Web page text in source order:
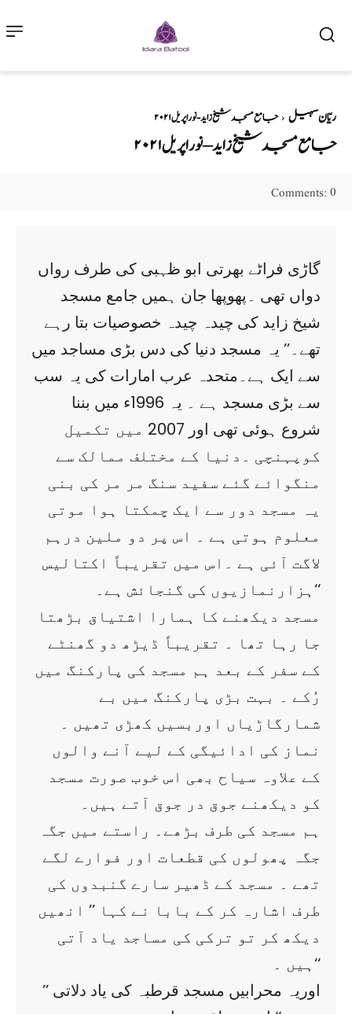
ریّان سہیل جامع مسجد شیخ زاید - نور اپریل ۲۰۲۱
جامع مسجد شیخ زاید – نور اپریل ۲۰۲۱
Comments: 0
گاڑی فراٹے بھرتی ابو ظہبی کی طرف رواں
دواں تھی ۔پھوپھا جان ہمیں جامع مسجد
شیخ زاید کی چیدہ چیدہ خصوصیات بتا رہے
تھے۔’’ یہ مسجد دنیا کی دس بڑی مساجد میں
سے ایک ہے۔متحدہ عرب امارات کی یہ سب
سے بڑی مسجد ہے ۔ یہ 1996ء میں بننا
شروع ہوئی تھی اور 2007 میں تکمیل
کوپہنچی ۔دنیا کے مختلف ممالک سے
منگوائے گئے سفید سنگ مر مر کی بنی
یہ مسجد دور سے ایک چمکتا ہوا موتی
معلوم ہوتی ہے ۔ اس پر دو ملین درہم
لاگت آئی ہے ۔اس میں تقریباً اکتالیس
ہزارنمازیوں کی گنجائش ہے۔‘‘
مسجد دیکھنے کا ہمارا اشتیاق بڑھتا
جا رہا تھا ۔ تقریباً ڈیڑھ دو گھنٹے
کے سفر کے بعد ہم مسجد کی پارکنگ میں
رُکے ۔ بہت بڑی پارکنگ میں بے
شمارگاڑیاں اوربسیں کھڑی تھیں ۔
نماز کی ادائیگی کے لیے آنے والوں
کے علاوہ سیاح بھی اس خوب صورت مسجد
کو دیکھنے جوق در جوق آتے ہیں۔
ہم مسجد کی طرف بڑھے۔ راستے میں جگہ
جگہ پھولوں کی قطعات اور فوارے لگے
تھے ۔ مسجد کے ڈھیر سارے گنبدوں کی
طرف اشارہ کر کے بابا نے کہا ’’ انھیں
دیکھ کر تو ترکی کی مساجد یاد آتی
ہیں ۔‘‘
’’ اوریہ محرابیں مسجد قرطبہ کی یاد دلاتی